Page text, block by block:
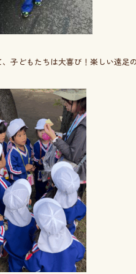
子どもたちは大喜び！楽しい遠足